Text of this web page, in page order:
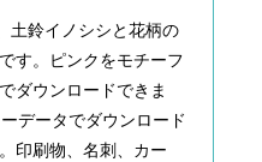
土鈴イノシシと花柄の
す。ピンクをモチーフ
ダウンロードできま
データでダウンロード
印刷物、名刺、カー